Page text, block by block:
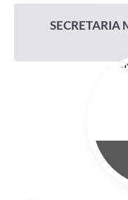
SECRETARIA